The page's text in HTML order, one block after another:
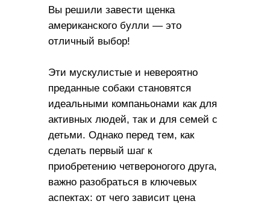
Вы решили завести щенка
американского булли — это
отличный выбор!
Эти мускулистые и невероятно
преданные собаки становятся
идеальными компаньонами как для
активных людей, так и для семей с
детьми. Однако перед тем, как
сделать первый шаг к
приобретению четвероногого друга,
важно разобраться в ключевых
аспектах: от чего зависит цена